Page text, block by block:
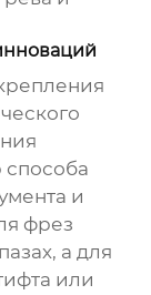
и
фрез
а для
или